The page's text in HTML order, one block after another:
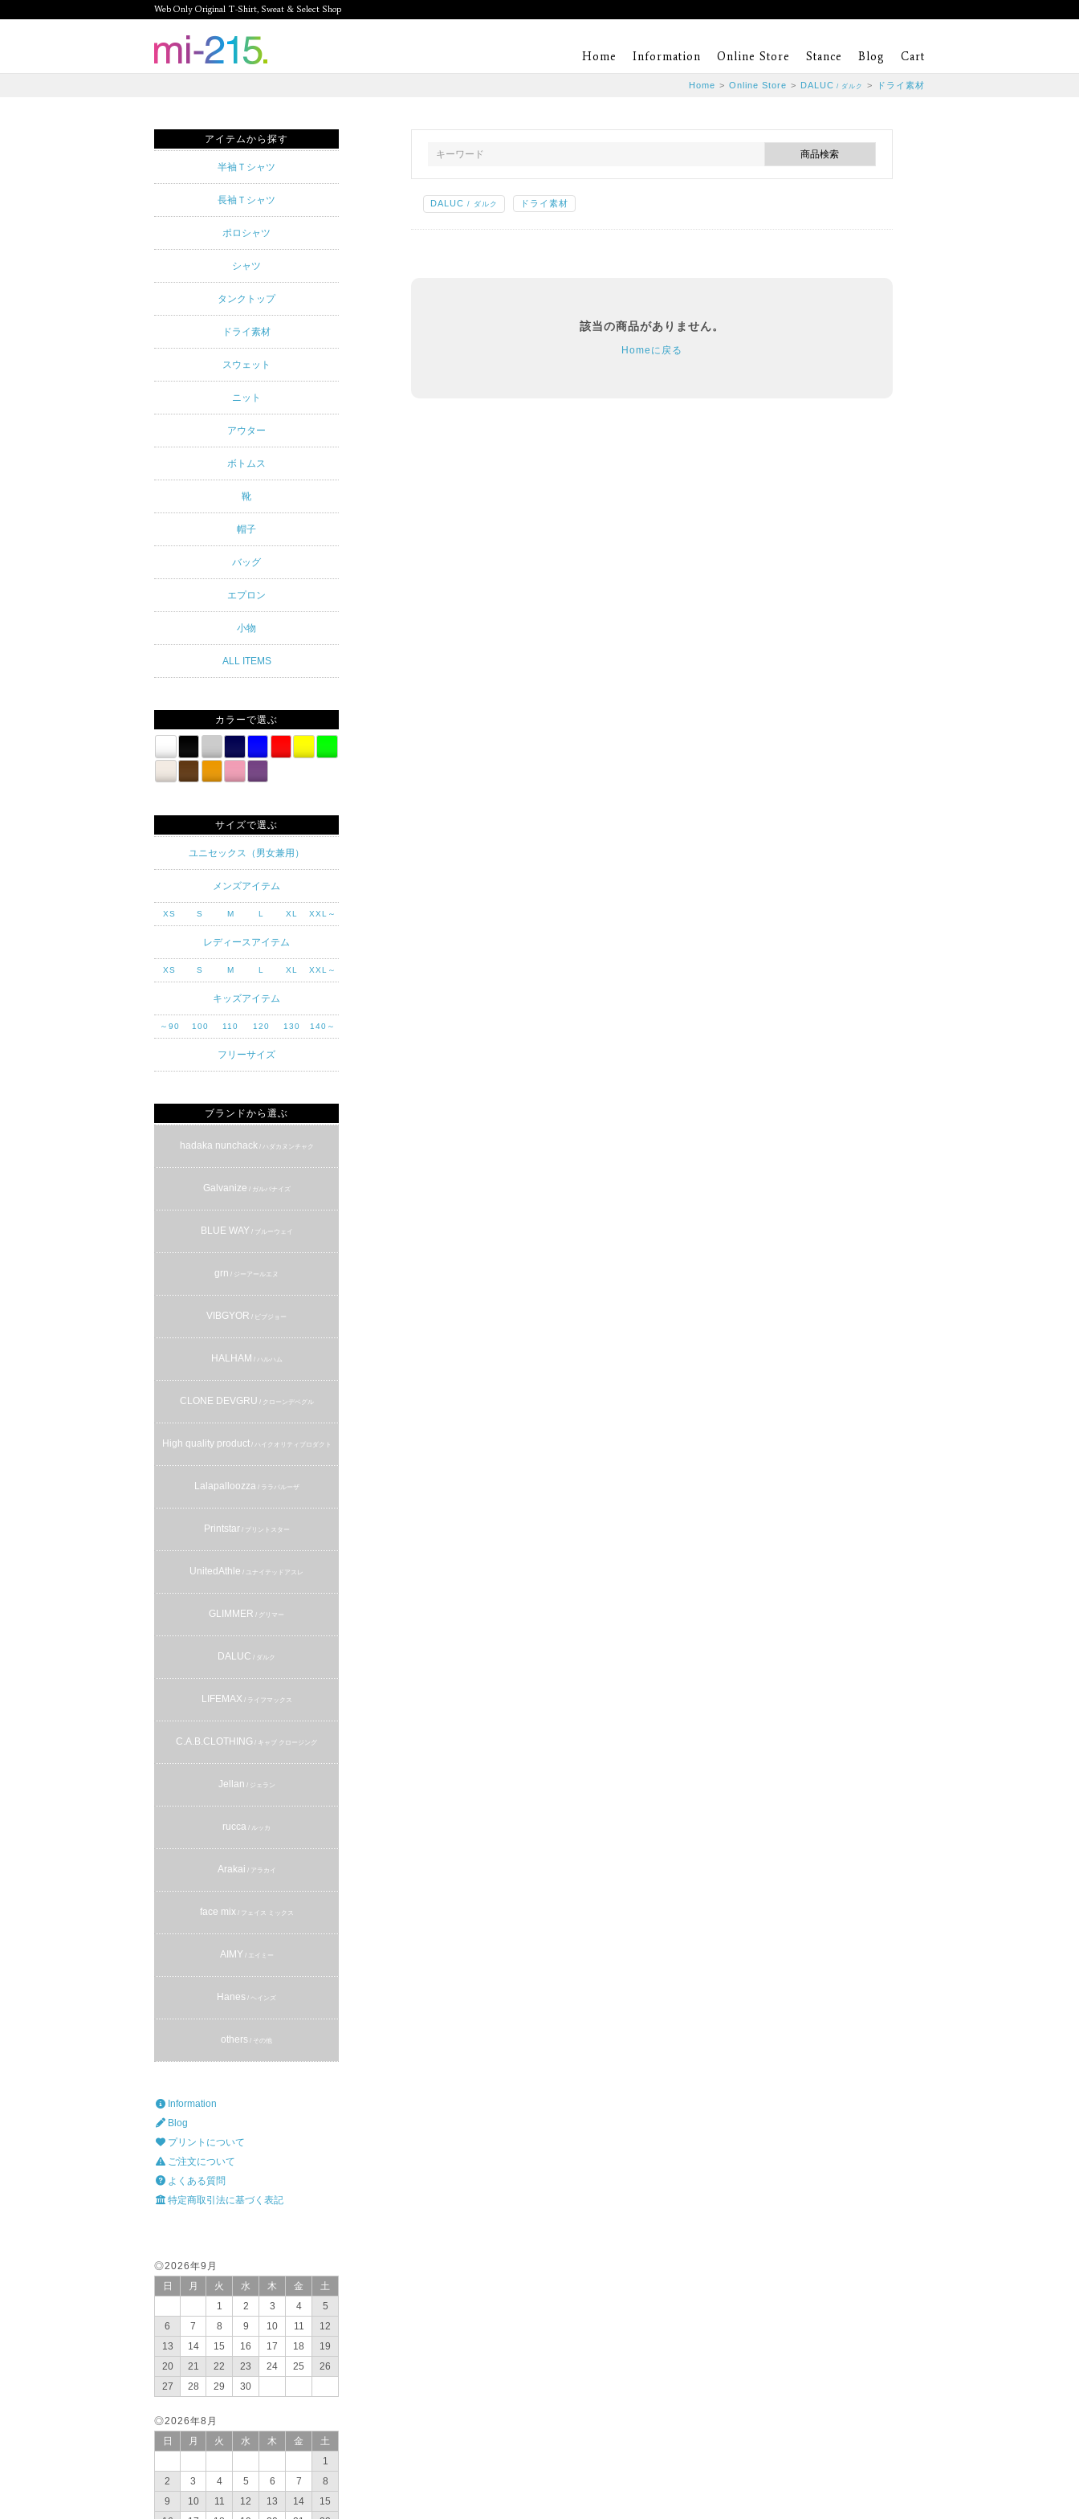
Web Only Original T-Shirt, Sweat & Select Shop
mi-215.
Original T-
Sweat &
Select
Shop mi-
215. Tシャ
ツを中心と
したカジュ
アルスタイ
ルブランド
専門通販
Home Information Online Store Stance Blog Cart
Home > Online Store > DALUC / ダルク > ドライ素材
DALUC / ダルク ドライ素材
該当の商品がありません。
Homeに戻る
アイテムから探す
半袖Ｔシャツ
長袖Ｔシャツ
ポロシャツ
シャツ
タンクトップ
ドライ素材
スウェット
ニット
アウター
ボトムス
靴
帽子
バッグ
エプロン
小物
ALL ITEMS
カラーで選ぶ
サイズで選ぶ
ユニセックス（男女兼用）
メンズアイテム
XS S M L XL XXL～
レディースアイテム
XS S M L XL XXL～
キッズアイテム
～90 100 110 120 130 140～
フリーサイズ
ブランドから選ぶ
hadaka nunchack/ ハダカヌンチャク
Galvanize / ガルバナイズ
BLUE WAY / ブルーウェイ
grn / ジーアールエヌ
VIBGYOR / ビブジョー
HALHAM / ハルハム
CLONE DEVGRU / クローンデベグル
High quality product/ ハイクオリティプロダクト
Lalapalloozza/ ララパルーザ
Printstar / プリントスター
UnitedAthle / ユナイテッドアスレ
GLIMMER / グリマー
DALUC / ダルク
LIFEMAX / ライフマックス
C.A.B.CLOTHING / キャブ クロージング
Jellan / ジェラン
rucca / ルッカ
Arakai / アラカイ
face mix/ フェイス ミックス
AIMY / エイミー
Hanes / ヘインズ
others / その他
Information
Blog
プリントについて
ご注文について
よくある質問
特定商取引法に基づく表記
◎2026年9月
日
月 火 水 木 金
土
1
2 3 4
5
6
7 8 9 10 11
12
13
14 15 16 17 18
19
20
21 22 23 24 25
26
27
28 29 30
◎2026年8月
日
月 火 水 木 金
土
1
2
3 4 5 6 7
8
9
10 11 12 13 14
15